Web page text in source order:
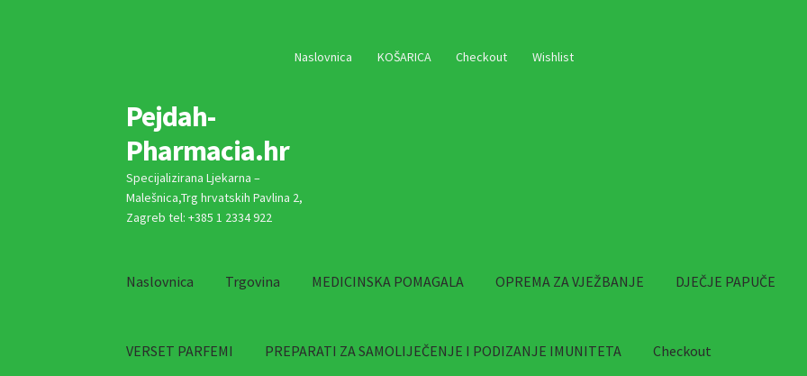
Naslovnica KOŠARICA Checkout Wishlist
Pejdah-
Pharmacia.hr
Specijalizirana Ljekarna –
Malešnica,Trg hrvatskih Pavlina 2,
Zagreb tel: +385 1 2334 922
Naslovnica Trgovina MEDICINSKA POMAGALA OPREMA ZA VJEŽBANJE DJEČJE PAPUČE
VERSET PARFEMI PREPARATI ZA SAMOLIJEČENJE I PODIZANJE IMUNITETA Checkout